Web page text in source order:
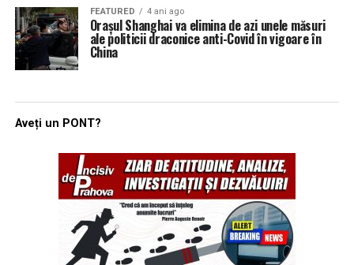
FEATURED 4 ani ago
Oraşul Shanghai va elimina de azi unele măsuri
ale politicii draconice anti-Covid în vigoare în
China
Aveți un PONT?